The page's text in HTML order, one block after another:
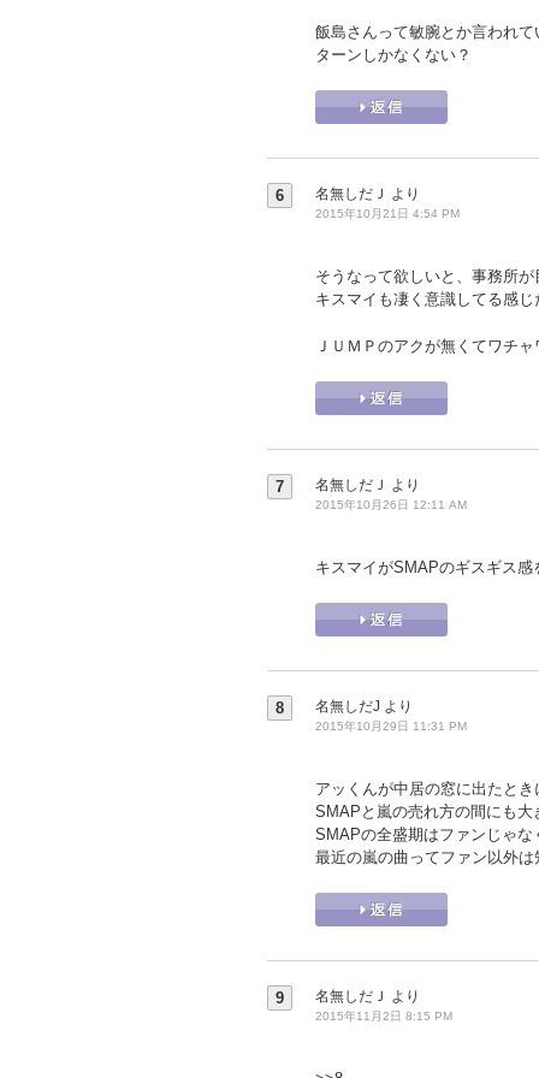
飯島さんって敏腕とか言われ
ターンしかなくない？
6 名無しだＪ より
2015年10月21日 4:54 PM
そうなって欲しいと、事務所
キスマイも凄く意識してる感じ
ＪＵＭＰのアクが無くてワチ
7 名無しだＪ より
2015年10月26日 12:11 AM
キスマイがSMAPのギスギス
8 名無しだJ より
2015年10月29日 11:31 PM
アッくんが中居の窓に出たと
SMAPと嵐の売れ方の間にも
SMAPの全盛期はファンじゃ
最近の嵐の曲ってファン以外
9 名無しだＪ より
2015年11月2日 8:15 PM